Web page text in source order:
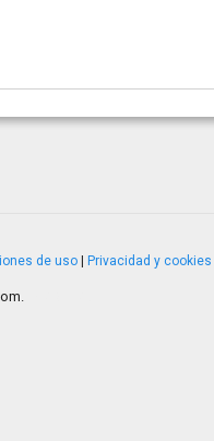
de uso Privacidad y cookies